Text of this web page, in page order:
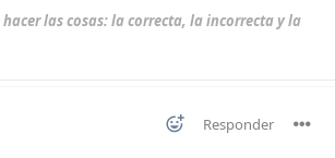
las cosas: la correcta, la incorrecta y la
Responder